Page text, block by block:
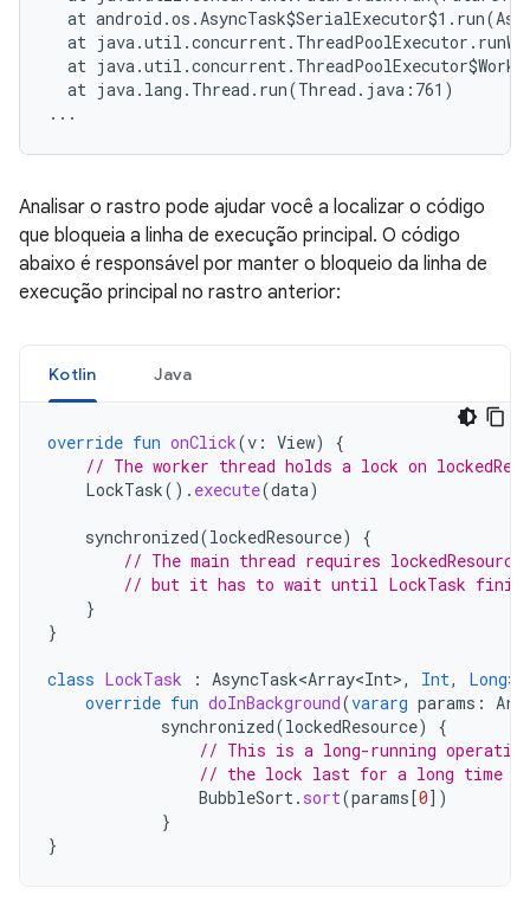
at
at
at
  at java.lang.Thread.run(Thread.java:761)
Analisar o rastro pode ajudar você a localizar o código
que bloqueia a linha de execução principal. O código
abaixo é responsável por manter o bloqueio da linha de
execução principal no rastro anterior:
Kotlin Java
override fun onClick(v : View)
{
// The worker thread holds a lock on
LockTask(). execute(data)
synchronized(lockedResource)
{
// The main thread requires lockedResource
// but it has to wait until LockTask
}
}
class LockTask : AsyncTask<Array<Int>, Int, Long>
override fun doInBackground(vararg params :
synchronized(lockedResource)
{
// This is a long-running
// the lock last for a long time
BubbleSort. sort(params [0] )
}
}